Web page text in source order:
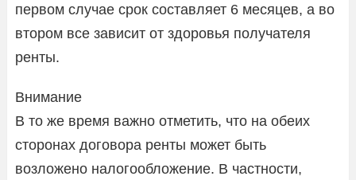
первом случае срок составляет 6 месяцев, а во
втором все зависит от здоровья получателя
ренты.
Внимание
В то же время важно отметить, что на обеих
сторонах договора ренты может быть
возложено налогообложение. В частности,